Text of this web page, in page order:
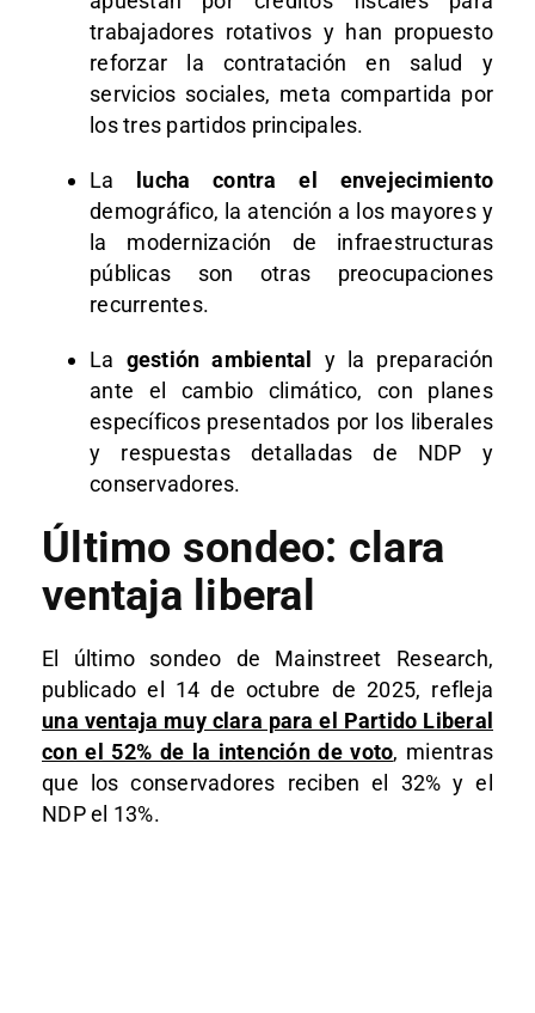
trabajadores rotativos y han propuesto
reforzar la contratación en salud y
servicios sociales, meta compartida por
los tres partidos principales.​
La lucha contra el envejecimiento
demográfico, la atención a los mayores y
la modernización de infraestructuras
públicas son otras preocupaciones
recurrentes.​
La gestión ambiental
y la preparación
ante el cambio climático, con planes
específicos presentados por los liberales
y respuestas detalladas de NDP y
conservadores.​
Último sondeo: clara
ventaja liberal
El último sondeo de Mainstreet Research,
publicado el 14 de octubre de 2025, refleja
una ventaja muy clara para el Partido Liberal
con el 52% de la intención de voto, mientras
que los conservadores reciben el 32% y el
NDP el 13%.